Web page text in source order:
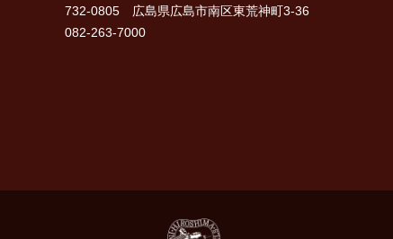
732-0805 広島県広島市南区東荒神町3-36
082-263-7000